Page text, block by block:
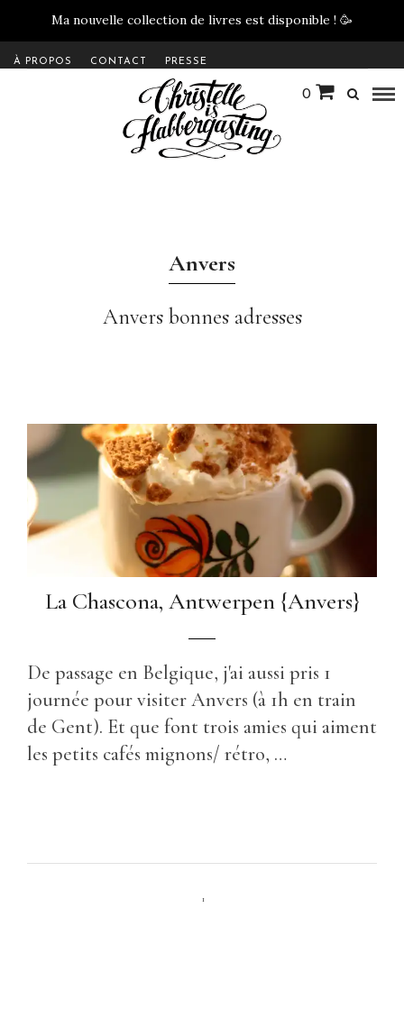
Ma nouvelle collection de livres est disponible ! 🥳
À PROPOS CONTACT PRESSE
0
Anvers
Anvers bonnes adresses
La Chascona, Antwerpen {Anvers}
De passage en Belgique, j'ai aussi pris 1
journée pour visiter Anvers (à 1h en train
de Gent). Et que font trois amies qui aiment
les petits cafés mignons/ rétro, …
1